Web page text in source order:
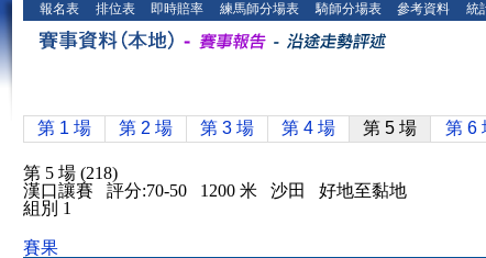
報名表 排位表 即時賠率 練馬師分場表 騎師分場表 參考資料 統
第 1 場 第 2 場 第 3 場 第 4 場 第 5 場 第 6
第 5 場 (218)
漢口讓賽 評分:70-50 1200 米 沙田 好地至黏地
組別 1
賽果